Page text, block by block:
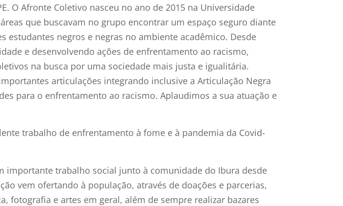
O Afronte Coletivo nasceu no ano de 2015 na Universidade
que buscavam no grupo encontrar um espaço seguro diante
estudantes negros e negras no ambiente acadêmico. Desde
e desenvolvendo ações de enfrentamento ao racismo,
na busca por uma sociedade mais justa e igualitária.
articulações integrando inclusive a Articulação Negra
para o enfrentamento ao racismo. Aplaudimos a sua atuação e
trabalho de enfrentamento à fome e à pandemia da Covid-
importante trabalho social junto à comunidade do Ibura desde
vem ofertando à população, através de doações e parcerias,
fotografia e artes em geral, além de sempre realizar bazares